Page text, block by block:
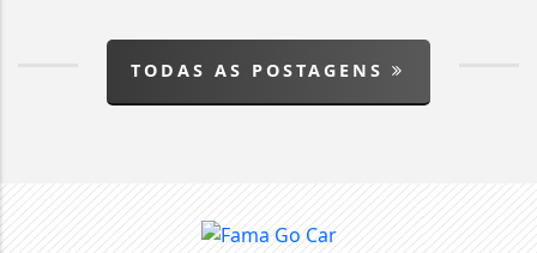
TODAS AS POSTAGENS